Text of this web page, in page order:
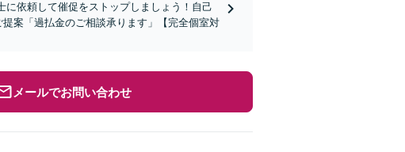
に依頼して催促をストップしましょう！自己
案「過払金のご相談承ります」【完全個室対
メールでお問い合わせ